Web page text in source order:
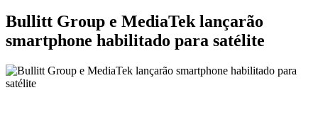
Bullitt Group e MediaTek lançarão
smartphone habilitado para satélite